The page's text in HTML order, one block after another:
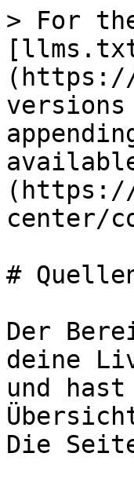
> For
(https://
center/
#
Der
deine
und
Die